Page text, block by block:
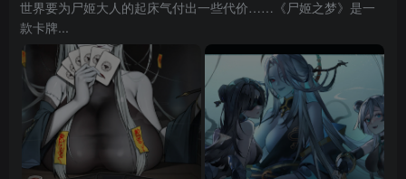
世界要为尸姬大人的起床气付出一些代价……《尸姬之梦》是一
款卡牌...